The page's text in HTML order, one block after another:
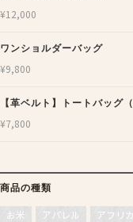
¥12,000
ワンショルダーバッグ
¥9,800
【革ベルト】トートバッグ
¥7,800
商品の種類
お米 アパレル アフリ